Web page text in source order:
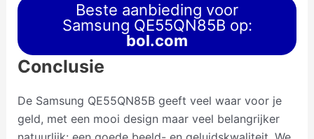
Beste aanbieding voor
Samsung QE55QN85B op:
bol.com
Conclusie
De Samsung QE55QN85B geeft veel waar voor je
geld, met een mooi design maar veel belangrijker